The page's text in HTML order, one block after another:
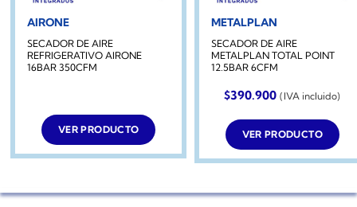
AIRONE
SECADOR DE AIRE
REFRIGERATIVO AIRONE
16BAR 350CFM
VER PRODUCTO
METALPLAN
SECADOR DE AIRE
METALPLAN TOTAL POINT
12.5BAR 6CFM
$390.900 (IVA incluido)
VER PRODUCTO